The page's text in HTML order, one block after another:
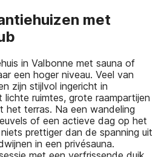
met
in Valbonne met sauna of
een hoger niveau. Veel van
zijn stijlvol ingericht in
lichte ruimtes, grote raampartijen
terras. Na een wandeling
of een actieve dag op het
prettiger dan de spanning uit
in een privésauna.